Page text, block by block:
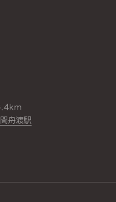
舟渡駅